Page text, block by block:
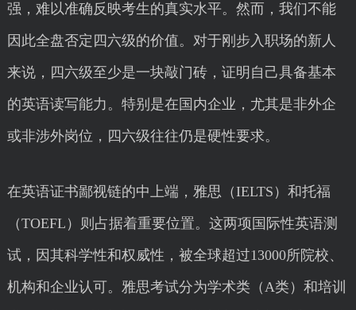
强，难以准确反映考生的真实水平。然而，我们不能
因此全盘否定四六级的价值。对于刚步入职场的新人
来说，四六级至少是一块敲门砖，证明自己具备基本
的英语读写能力。特别是在国内企业，尤其是非外企
或非涉外岗位，四六级往往仍是硬性要求。
在英语证书鄙视链的中上端，雅思（IELTS）和托福
（TOEFL）则占据着重要位置。这两项国际性英语测
试，因其科学性和权威性，被全球超过13000所院校、
机构和企业认可。雅思考试分为学术类（A类）和培训